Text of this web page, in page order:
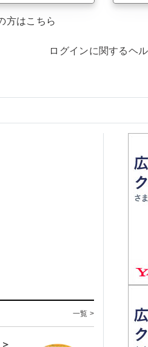
方はこちら
ログインに関するヘ
一覧 >